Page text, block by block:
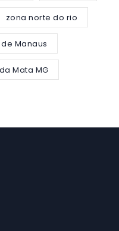
zona norte do rio
Manaus
Mata MG